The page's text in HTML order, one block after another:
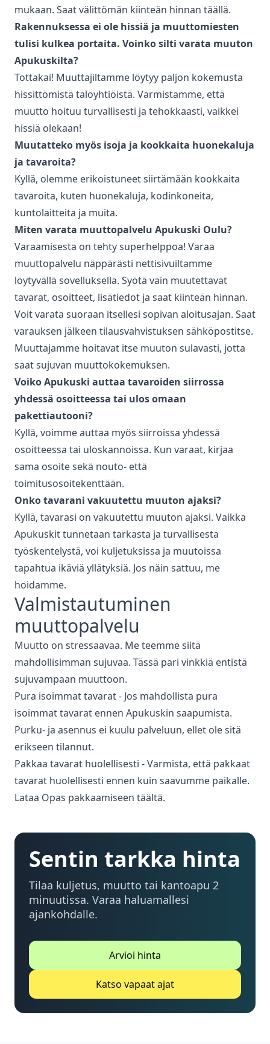
mukaan. Saat välittömän kiinteän hinnan täällä.
Rakennuksessa ei ole hissiä ja muuttomiesten
tulisi kulkea portaita. Voinko silti varata muuton
Apukuskilta?
Tottakai! Muuttajiltamme löytyy paljon kokemusta
hissittömistä taloyhtiöistä. Varmistamme, että
muutto hoituu turvallisesti ja tehokkaasti, vaikkei
hissiä olekaan!
Muutatteko myös isoja ja kookkaita huonekaluja
ja tavaroita?
Kyllä, olemme erikoistuneet siirtämään kookkaita
tavaroita, kuten huonekaluja, kodinkoneita,
kuntolaitteita ja muita.
Miten varata muuttopalvelu Apukuski Oulu?
Varaamisesta on tehty superhelppoa! Varaa
muuttopalvelu näppärästi nettisivuiltamme
löytyvällä sovelluksella. Syötä vain muutettavat
tavarat, osoitteet, lisätiedot ja saat kiinteän hinnan.
Voit varata suoraan itsellesi sopivan aloitusajan. Saat
varauksen jälkeen tilausvahvistuksen sähköpostitse.
Muuttajamme hoitavat itse muuton sulavasti, jotta
saat sujuvan muuttokokemuksen.
Voiko Apukuski auttaa tavaroiden siirrossa
yhdessä osoitteessa tai ulos omaan
pakettiautooni?
Kyllä, voimme auttaa myös siirroissa yhdessä
osoitteessa tai uloskannoissa. Kun varaat, kirjaa
sama osoite sekä nouto- että
toimitusosoitekenttään.
Onko tavarani vakuutettu muuton ajaksi?
Kyllä, tavarasi on vakuutettu muuton ajaksi. Vaikka
Apukuskit tunnetaan tarkasta ja turvallisesta
työskentelystä, voi kuljetuksissa ja muutoissa
tapahtua ikäviä yllätyksiä. Jos näin sattuu, me
hoidamme.
Valmistautuminen
muuttopalvelu
Muutto on stressaavaa. Me teemme siitä
mahdollisimman sujuvaa. Tässä pari vinkkiä entistä
sujuvampaan muuttoon.
Pura isoimmat tavarat - Jos mahdollista pura
isoimmat tavarat ennen Apukuskin saapumista.
Purku- ja asennus ei kuulu palveluun, ellet ole sitä
erikseen tilannut.
Pakkaa tavarat huolellisesti - Varmista, että pakkaat
tavarat huolellisesti ennen kuin saavumme paikalle.
Lataa Opas pakkaamiseen täältä.
Sentin tarkka hinta
Tilaa kuljetus, muutto tai kantoapu 2
minuutissa. Varaa haluamallesi
ajankohdalle.
Arvioi hinta
Katso vapaat ajat